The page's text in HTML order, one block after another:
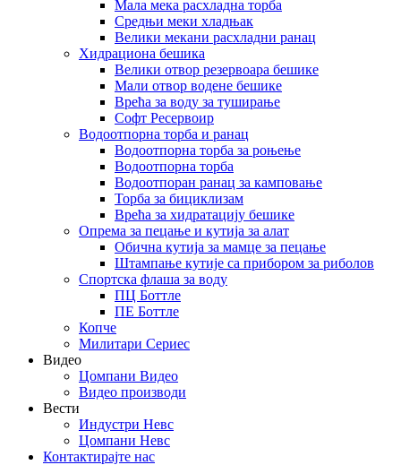
Мала мека расхладна торба
Средњи меки хладњак
Велики мекани расхладни ранац
Хидрациона бешика
Велики отвор резервоара бешике
Мали отвор водене бешике
Врећа за воду за туширање
Софт Ресервоир
Водоотпорна торба и ранац
Водоотпорна торба за роњење
Водоотпорна торба
Водоотпоран ранац за камповање
Торба за бициклизам
Врећа за хидратацију бешике
Опрема за пецање и кутија за алат
Обична кутија за мамце за пецање
Штампање кутије са прибором за риболов
Спортска флаша за воду
ПЦ Боттле
ПЕ Боттле
Копче
Милитари Сериес
Видео
Цомпани Видео
Видео производи
Вести
Индустри Невс
Цомпани Невс
Контактирајте нас